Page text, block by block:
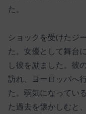
た。
ショックを受けたジ
た。女優として舞台
し彼を励ました。彼
訪れ、ヨーロッパへ
た。弱気になってい
た過去を懐かしむと